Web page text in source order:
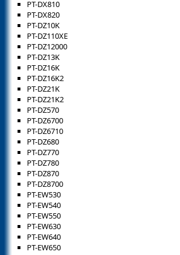
PT-DX810
PT-DX820
PT-DZ10K
PT-DZ110XE
PT-DZ12000
PT-DZ13K
PT-DZ16K
PT-DZ16K2
PT-DZ21K
PT-DZ21K2
PT-DZ570
PT-DZ6700
PT-DZ6710
PT-DZ680
PT-DZ770
PT-DZ780
PT-DZ870
PT-DZ8700
PT-EW530
PT-EW540
PT-EW550
PT-EW630
PT-EW640
PT-EW650